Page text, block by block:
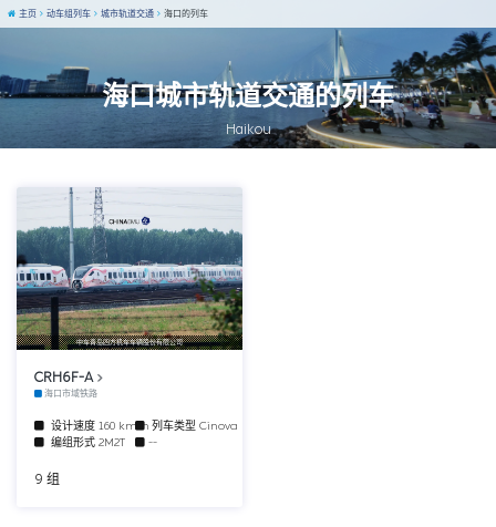
海口城市轨道交通的列车
Haikou
主页 动车组列车 城市轨道交通 海口的列车
中车青岛四方机车车辆股份有限公司
CRH6F-A
海口市域铁路
设计速度 160 km/h列车类型 Cinova
编组形式 2M2T --
9 组